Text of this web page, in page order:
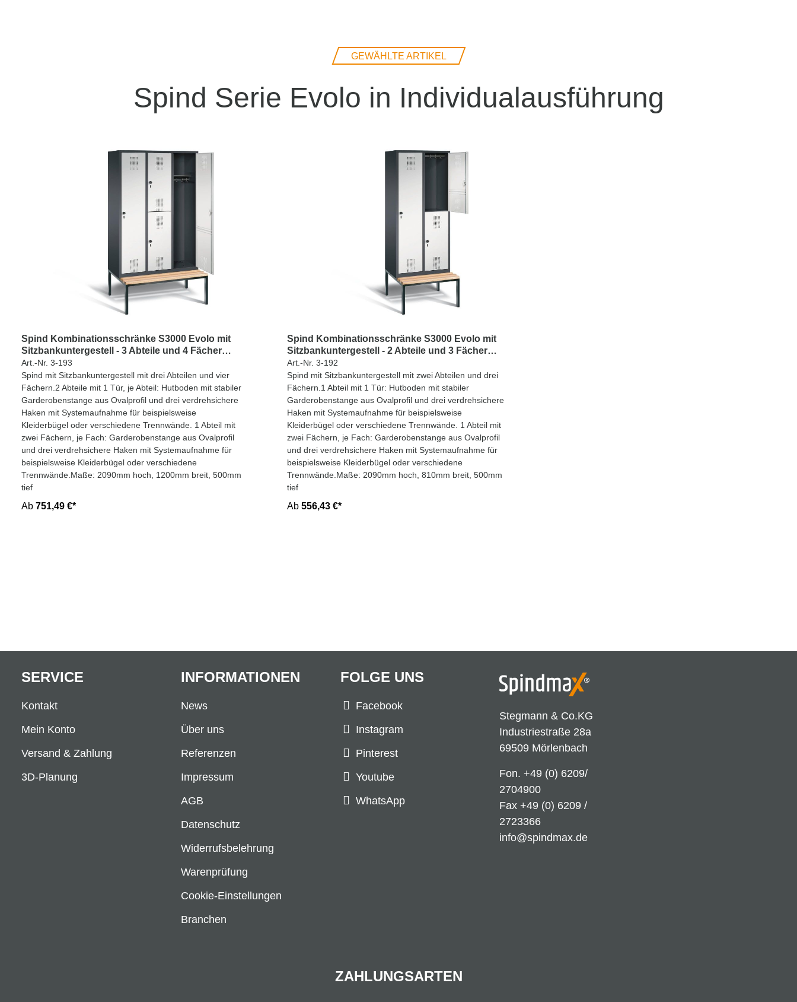
GEWÄHLTE ARTIKEL
Spind Serie Evolo in Individualausführung
Spind Kombinationsschränke S3000 Evolo mit
Sitzbankuntergestell - 3 Abteile und 4 Fächer
400mm Abteilbreite
Art.-Nr. 3-193
Spind mit Sitzbankuntergestell mit drei Abteilen und vier
Fächern.2 Abteile mit 1 Tür, je Abteil: Hutboden mit stabiler
Garderobenstange aus Ovalprofil und drei verdrehsichere
Haken mit Systemaufnahme für beispielsweise
Kleiderbügel oder verschiedene Trennwände. 1 Abteil mit
zwei Fächern, je Fach: Garderobenstange aus Ovalprofil
und drei verdrehsichere Haken mit Systemaufnahme für
beispielsweise Kleiderbügel oder verschiedene
Trennwände.Maße: 2090mm hoch, 1200mm breit, 500mm
tief
Ab 751,49 €*
Spind Kombinationsschränke S3000 Evolo mit
Sitzbankuntergestell - 2 Abteile und 3 Fächer
400mm Abteilbreite
Art.-Nr. 3-192
Spind mit Sitzbankuntergestell mit zwei Abteilen und drei
Fächern.1 Abteil mit 1 Tür: Hutboden mit stabiler
Garderobenstange aus Ovalprofil und drei verdrehsichere
Haken mit Systemaufnahme für beispielsweise
Kleiderbügel oder verschiedene Trennwände. 1 Abteil mit
zwei Fächern, je Fach: Garderobenstange aus Ovalprofil
und drei verdrehsichere Haken mit Systemaufnahme für
beispielsweise Kleiderbügel oder verschiedene
Trennwände.Maße: 2090mm hoch, 810mm breit, 500mm
tief
Ab 556,43 €*
Stegmann & Co.KG
Industriestraße 28a
69509 Mörlenbach
Fon. +49 (0) 6209/
2704900
Fax +49 (0) 6209 /
2723366
info@spindmax.de
FOLGE UNS
Facebook
Instagram
Pinterest
Youtube
WhatsApp
SERVICE
Kontakt
Mein Konto
Versand & Zahlung
3D-Planung
INFORMATIONEN
News
Über uns
Referenzen
Impressum
AGB
Datenschutz
Widerrufsbelehrung
Warenprüfung
Cookie-Einstellungen
Branchen
ZAHLUNGSARTEN